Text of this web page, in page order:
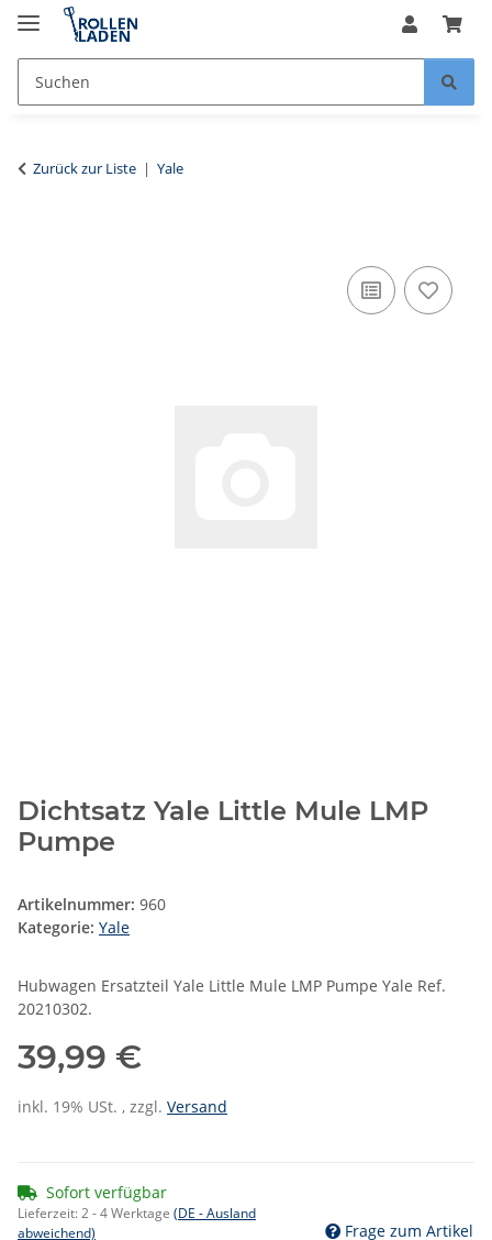
Zurück zur Liste Yale
Dichtsatz Yale Little Mule LMP
Pumpe
Artikelnummer: 960
Kategorie: Yale
Hubwagen Ersatzteil Yale Little Mule LMP Pumpe Yale Ref.
20210302.
39,99 €
inkl. 19% USt. , zzgl. Versand
Sofort verfügbar
Lieferzeit:2 - 4 Werktage (DE - Ausland
abweichend)
Frage zum Artikel